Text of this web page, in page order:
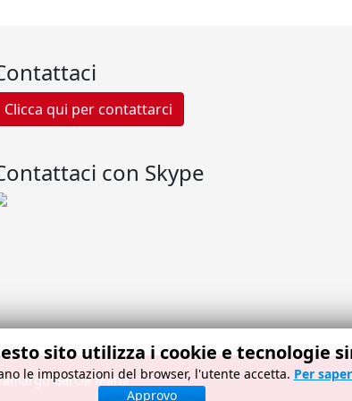
Clicca qui per contattarci
con Skype
García María
sito utilizza i cookie e tecnologie
le impostazioni del browser, l'utente accetta. Per
Approvo